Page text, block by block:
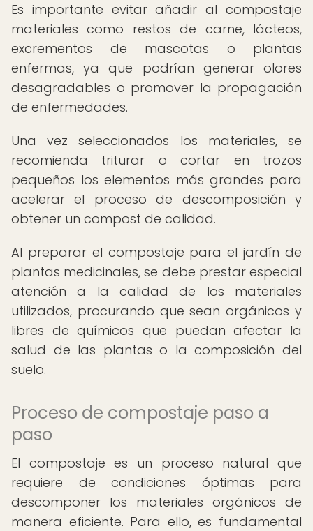
Es importante evitar añadir al compostaje
materiales como restos de carne, lácteos,
excrementos de mascotas o plantas
enfermas, ya que podrían generar olores
desagradables o promover la propagación
de enfermedades.
Una vez seleccionados los materiales, se
recomienda triturar o cortar en trozos
pequeños los elementos más grandes para
acelerar el proceso de descomposición y
obtener un compost de calidad.
Al preparar el compostaje para el jardín de
plantas medicinales, se debe prestar especial
atención a la calidad de los materiales
utilizados, procurando que sean orgánicos y
libres de químicos que puedan afectar la
salud de las plantas o la composición del
suelo.
Proceso de compostaje paso a
paso
El compostaje es un proceso natural que
requiere de condiciones óptimas para
descomponer los materiales orgánicos de
manera eficiente. Para ello, es fundamental